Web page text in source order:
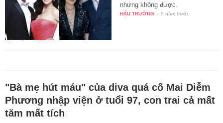
nhưng không được.
HẬU TRƯỜNG - 5 năm trước
"Bà mẹ hút máu" của diva quá cố Mai Diễm
Phương nhập viện ở tuổi 97, con trai cả mất
tăm mất tích